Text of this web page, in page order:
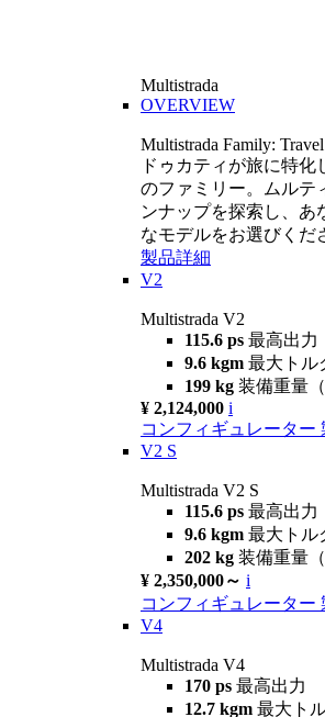
Multistrada
OVERVIEW
Multistrada Family:
ドゥカティが旅に特
のファミリー。ムルテ
ンナップを探索し、あ
なモデルをお選びくだ
製品詳細
V2
Multistrada V2
115.6 ps 最高出力
9.6 kgm 最大トル
199 kg 装備重量
¥ 2,124,000 i
コンフィギュレーター
V2 S
Multistrada V2 S
115.6 ps 最高出力
9.6 kgm 最大トル
202 kg 装備重量
¥ 2,350,000～ i
コンフィギュレーター
V4
Multistrada V4
170 ps 最高出力
12.7 kgm 最大ト